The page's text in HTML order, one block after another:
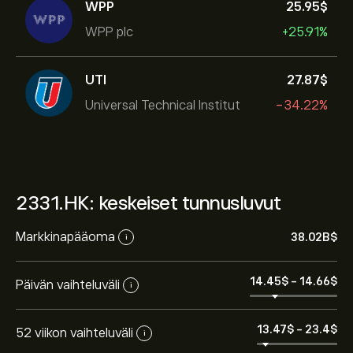
WPP
WPP plc
25.95‎$‎
+25.91%
UTI
Universal Technical Institut
27.87‎$‎
-34.22%
2331.HK: keskeiset tunnusluvut
Markkinapääoma i 38.02B‎$‎
Päivän vaihteluväli i 14.45‎$‎ - 14.66‎$‎
52 viikon vaihteluväli i 13.47‎$‎ - 23.4‎$‎